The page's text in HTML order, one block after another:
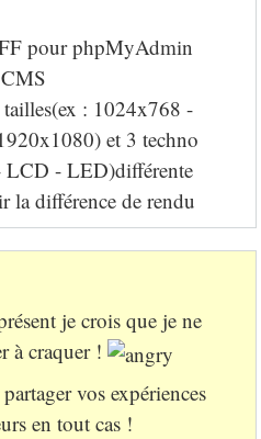
pour phpMyAdmin
: 1024x768 -
et 3 techno
LCD - LED)différente
la différence de rendu
je crois que je ne
à craquer !
vos expériences
en tout cas !